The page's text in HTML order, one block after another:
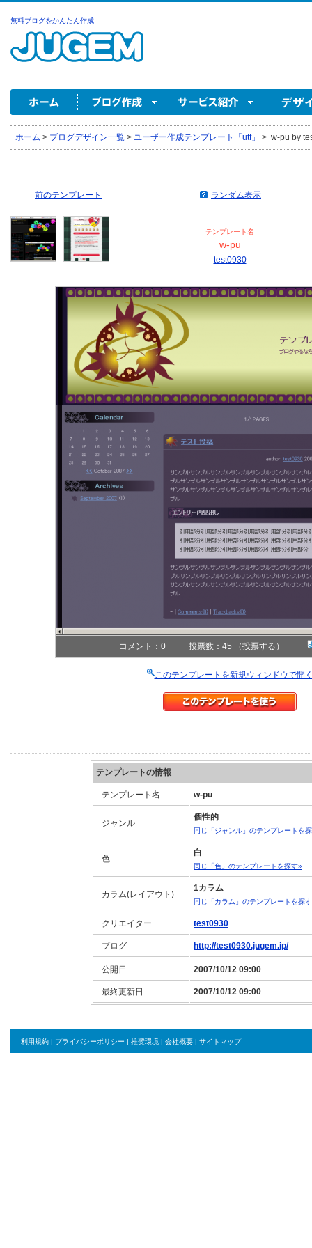
無料ブログをかんたん作成
ホーム > ブログデザイン一覧 > ユーザー作成テンプレート「utf」 > w-pu by
前のテンプレート ランダム表示
テンプレート名
w-pu
test0930
コメント： 0 投票数：45 （投票する）
このテンプレートを新規ウィンドウで開
テンプレートの情報
テンプレート名 w-pu
ジャンル
個性的
同じ「ジャンル」のテンプレートを
色
白
同じ「色」のテンプレートを探す»
カラム(レイアウト)
1カラム
同じ「カラム」のテンプレートを探
クリエイター test0930
ブログ http://test0930.jugem.jp/
公開日 2007/10/12 09:00
最終更新日 2007/10/12 09:00
利用規約 | プライバシーポリシー | 推奨環境 | 会社概要 | サイトマップ